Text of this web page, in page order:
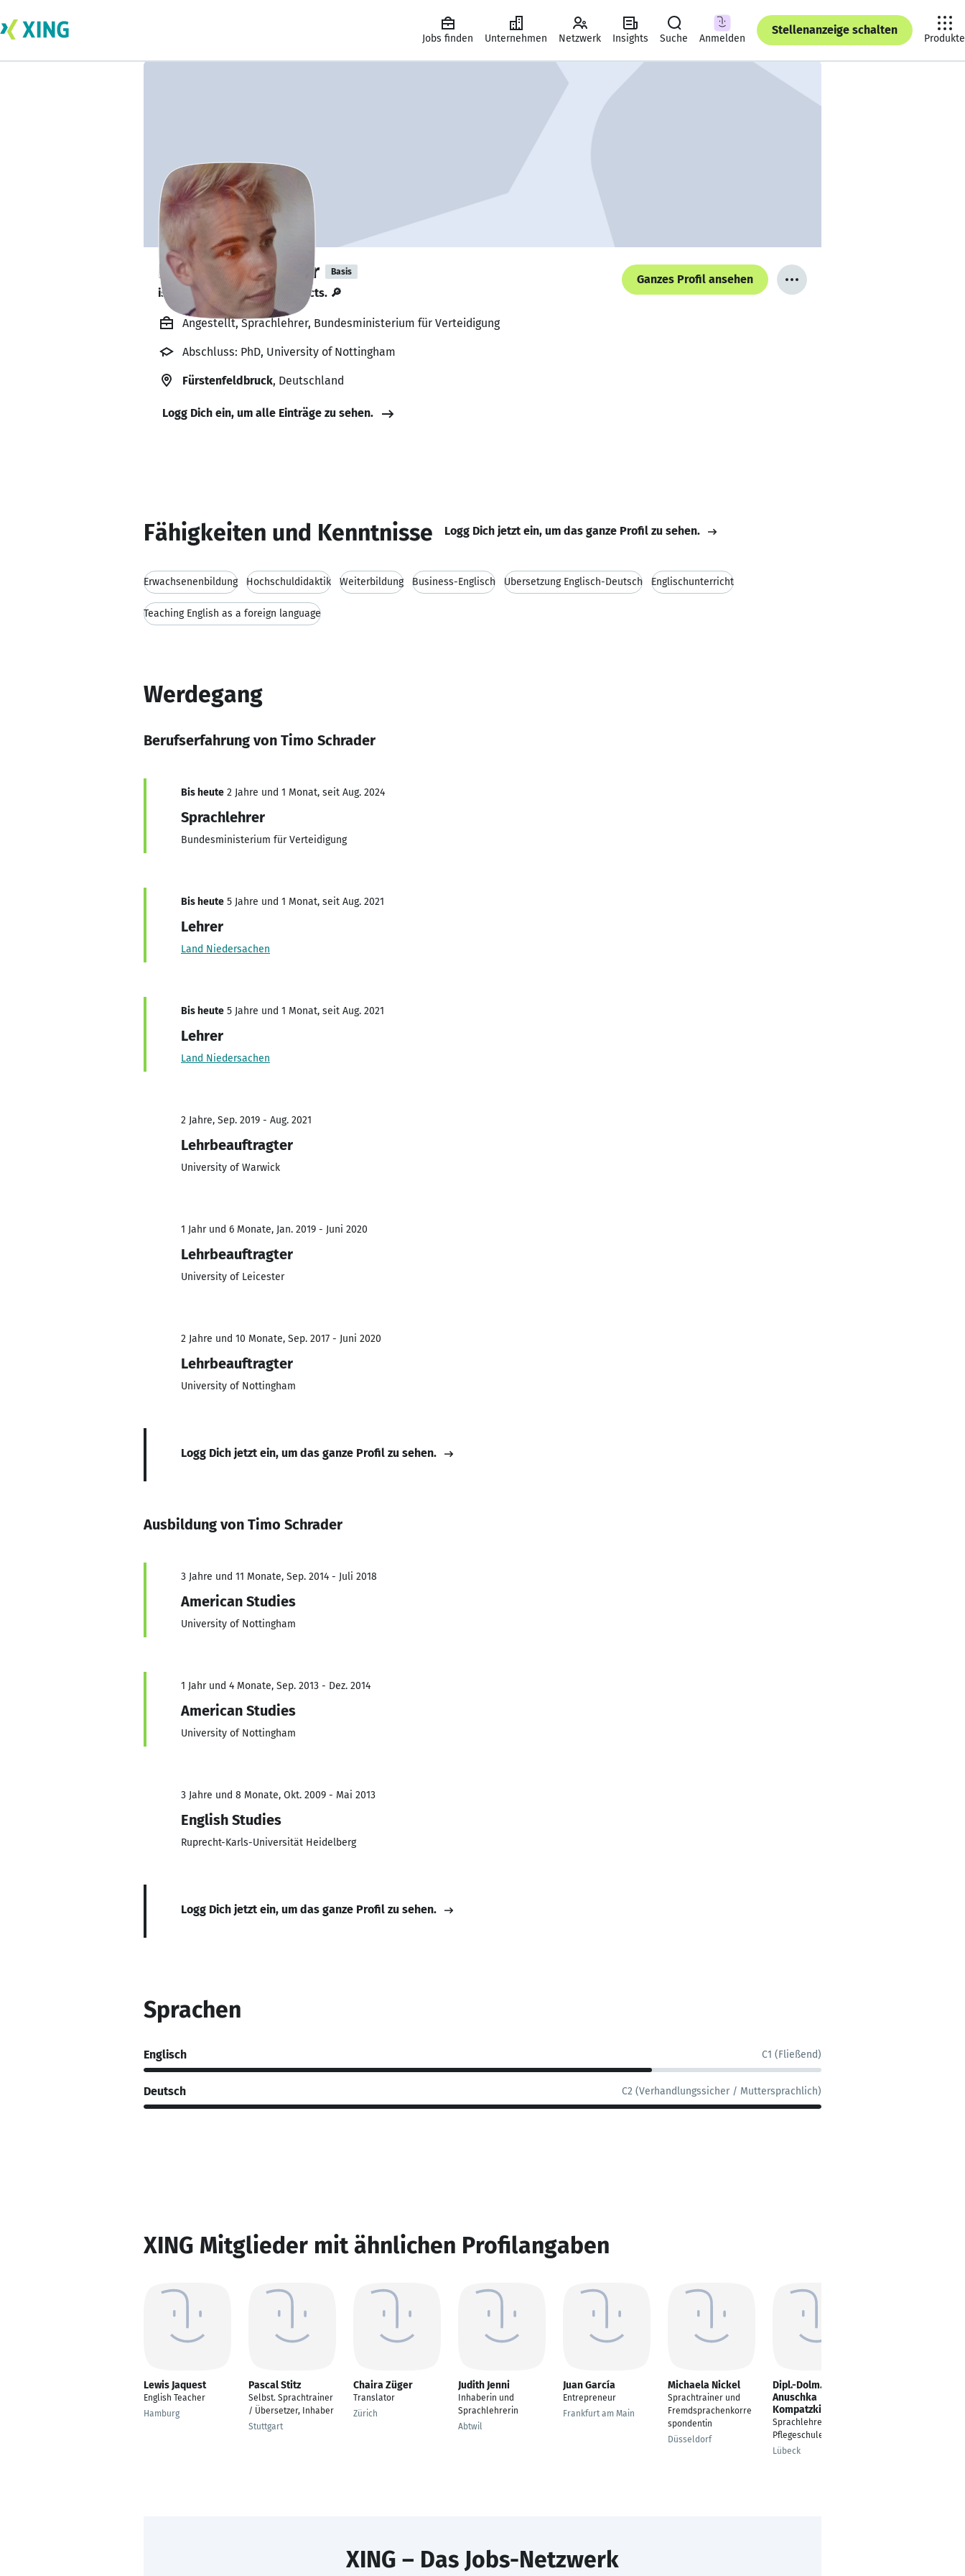
Jobs finden Unternehmen Netzwerk Insights Suche Anmelden
Stellenanzeige schalten
Produkte
Dr. Timo Schrader Basis
is looking for freelance projects. 🔎
Ganzes Profil ansehen
Angestellt, Sprachlehrer, Bundesministerium für Verteidigung
Abschluss: PhD, University of Nottingham
Fürstenfeldbruck, Deutschland
Logg Dich ein, um alle Einträge zu sehen.
Fähigkeiten und Kenntnisse Logg Dich jetzt ein, um das ganze Profil zu sehen.
Erwachsenenbildung Hochschuldidaktik Weiterbildung Business-Englisch Übersetzung Englisch-Deutsch Englischunterricht
Teaching English as a foreign language
Werdegang
Berufserfahrung von Timo Schrader
Bis heute 2 Jahre und 1 Monat, seit Aug. 2024
Sprachlehrer
Bundesministerium für Verteidigung
Bis heute 5 Jahre und 1 Monat, seit Aug. 2021
Lehrer
Land Niedersachen
Bis heute 5 Jahre und 1 Monat, seit Aug. 2021
Lehrer
Land Niedersachen
2 Jahre, Sep. 2019 - Aug. 2021
Lehrbeauftragter
University of Warwick
1 Jahr und 6 Monate, Jan. 2019 - Juni 2020
Lehrbeauftragter
University of Leicester
2 Jahre und 10 Monate, Sep. 2017 - Juni 2020
Lehrbeauftragter
University of Nottingham
Logg Dich jetzt ein, um das ganze Profil zu sehen.
Ausbildung von Timo Schrader
3 Jahre und 11 Monate, Sep. 2014 - Juli 2018
American Studies
University of Nottingham
1 Jahr und 4 Monate, Sep. 2013 - Dez. 2014
American Studies
University of Nottingham
3 Jahre und 8 Monate, Okt. 2009 - Mai 2013
English Studies
Ruprecht-Karls-Universität Heidelberg
Logg Dich jetzt ein, um das ganze Profil zu sehen.
Sprachen
Englisch C1 (Fließend)
Deutsch C2 (Verhandlungssicher / Muttersprachlich)
XING Mitglieder mit ähnlichen Profilangaben
Lewis Jaquest
English Teacher
Hamburg
Pascal Stitz
Selbst. Sprachtrainer
/ Übersetzer, Inhaber
Stuttgart
Chaira Züger
Translator
Zürich
Judith Jenni
Inhaberin und
Sprachlehrerin
Abtwil
Juan García
Entrepreneur
Frankfurt am Main
Michaela Nickel
Sprachtrainer und
Fremdsprachenkorre
spondentin
Düsseldorf
Dipl.-Dolm.
Anuschka
Kompatzki
Sprachlehrerin
Pflegeschule
Lübeck
XING – Das Jobs-Netzwerk